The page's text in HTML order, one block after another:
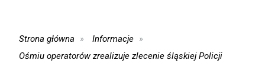
Strona główna
Informacje
Ośmiu operatorów zrealizuje zlecenie śląskiej Policji